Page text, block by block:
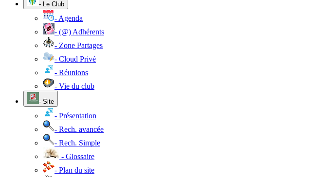
- Le Club
- Agenda
- (@) Adhérents
- Zone Partages
- Cloud Privé
- Réunions
- Vie du club
- Site
- Présentation
- Rech. avancée
- Rech. Simple
- Glossaire
- Plan du site